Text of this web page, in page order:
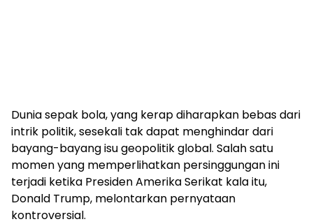
Dunia sepak bola, yang kerap diharapkan bebas dari
intrik politik, sesekali tak dapat menghindar dari
bayang-bayang isu geopolitik global. Salah satu
momen yang memperlihatkan persinggungan ini
terjadi ketika Presiden Amerika Serikat kala itu,
Donald Trump, melontarkan pernyataan
kontroversial.